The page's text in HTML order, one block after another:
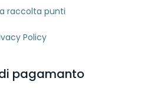
raccolta punti
Policy
pagamanto